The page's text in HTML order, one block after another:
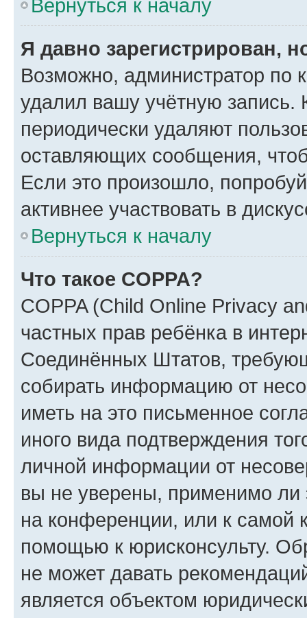
Вернуться к началу
Я давно зарегистрирован,
Возможно, администратор по
удалил вашу учётную запись.
периодически удаляют
оставляющих сообщения,
Если это произошло,
активнее участвовать в
Вернуться к началу
Что такое COPPA?
COPPA (Child Online Privacy
частных прав ребёнка в
Соединённых Штатов,
собирать информацию от
иметь на это письменное
иного вида подтверждения
личной информации от
вы не уверены, применимо ли
на конференции, или к самой
помощью к юрисконсульту.
не может давать
является объектом